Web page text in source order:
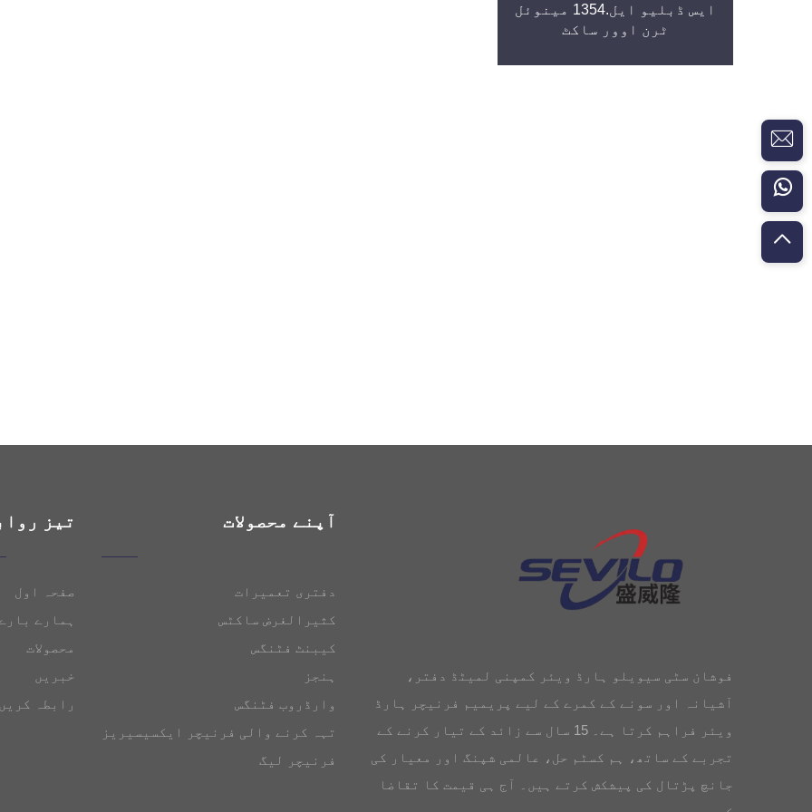
ایس ڈبلیو ایل.1354 مینوئل
ٹرن اوور ساکٹ
فوشان سٹی سیویلو ہارڈ ویئر کمپنی لمیٹڈ دفتر،
آشیانہ اور سونے کے کمرے کے لیے پریمیم فرنیچر ہارڈ
ویئر فراہم کرتا ہے۔ 15 سال سے زائد کے تیار کرنے کے
تجربے کے ساتھ، ہم کسٹم حل، عالمی شپنگ اور معیار کی
جانچ پڑتال کی پیشکش کرتے ہیں۔ آج ہی قیمت کا تقاضا
آپنے محصولات
دفتری تعمیرات
کثیرالغرض ساکٹس
کیبنٹ فٹنگس
ہنجز
وارڈروب فٹنگس
تہہ کرنے والی فرنیچر ایکسیسیریز
فرنیچر لیگ
تیز
صفحہ اول
ہمارے
محصولات
خبریں
رابطہ کریں